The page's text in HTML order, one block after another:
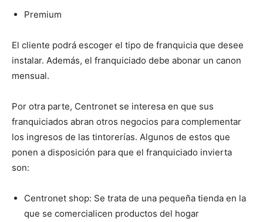
Premium
El cliente podrá escoger el tipo de franquicia que desee
instalar. Además, el franquiciado debe abonar un canon
mensual.
Por otra parte, Centronet se interesa en que sus
franquiciados abran otros negocios para complementar
los ingresos de las tintorerías. Algunos de estos que
ponen a disposición para que el franquiciado invierta
son:
Centronet shop: Se trata de una pequeña tienda en la
que se comercialicen productos del hogar